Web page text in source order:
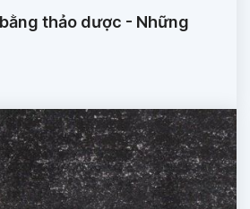
thảo dược - Những